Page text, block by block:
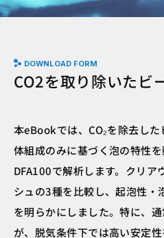
DOWNLOAD FORM
CO2を取り除いたビ
本eBookでは、CO₂を除去し
体組成のみに基づく泡の特性
DFA100で解析します。クリア
シュの3種を比較し、起泡性・
を明らかにしました。特に、
が、脱気条件下では高い安定